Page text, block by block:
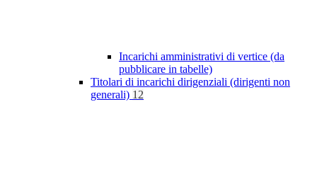
Incarichi amministrativi di vertice (da
pubblicare in tabelle)
Titolari di incarichi dirigenziali (dirigenti non
generali) 12